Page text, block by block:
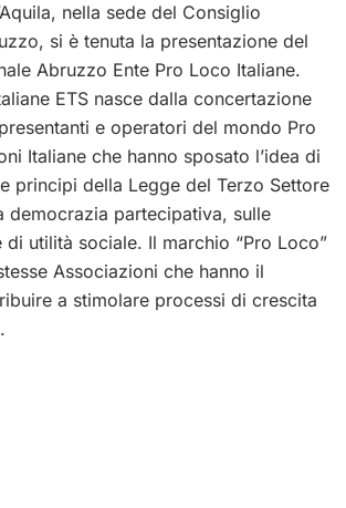
nella sede del Consiglio
si è tenuta la presentazione del
Abruzzo Ente Pro Loco Italiane.
ETS nasce dalla concertazione
e operatori del mondo Pro
Italiane che hanno sposato l’idea di
principi della Legge del Terzo Settore
democrazia partecipativa, sulle
utilità sociale. Il marchio “Pro Loco”
Associazioni che hanno il
a stimolare processi di crescita